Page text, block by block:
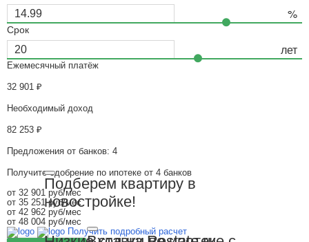
Срок
Ежемесячный платёж
32 901 ₽
Необходимый доход
82 253 ₽
Предложения от банков: 4
Получите одобрение по ипотеке от 4 банков
от 32 901 руб/мес
от 35 251 руб/мес
от 42 962 руб/мес
от 48 004 руб/мес
Получить подробный расчет
Подберем квартиру в
новостройке!